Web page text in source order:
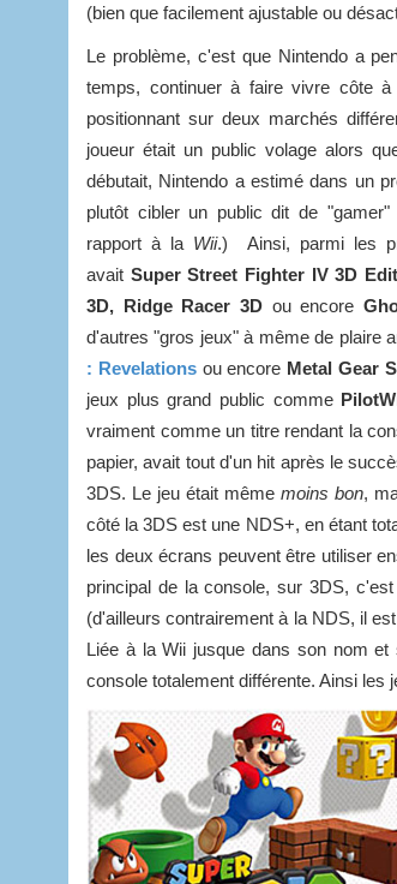
(bien que facilement ajustable ou
Le problème, c'est que Nintendo a
temps, continuer à faire vivre côte
positionnant sur deux marchés
joueur était un public volage alors
débutait, Nintendo a estimé dans un
plutôt cibler un public dit de
rapport à la Wii.) Ainsi, parmi les
avait Super Street Fighter IV 3D
3D, Ridge Racer 3Dou encore
d'autres "gros jeux" à même de plaire
: Revelations ou encore Metal Gear
jeux plus grand public comme
vraiment comme un titre rendant la
papier, avait tout d'un hit après le
3DS. Le jeu était même moins bon,
côté la 3DS est une NDS+, en étant
les deux écrans peuvent être utiliser
principal de la console, sur 3DS,
(d'ailleurs contrairement à la NDS, il
Liée à la Wii jusque dans son nom
console totalement différente. Ainsi